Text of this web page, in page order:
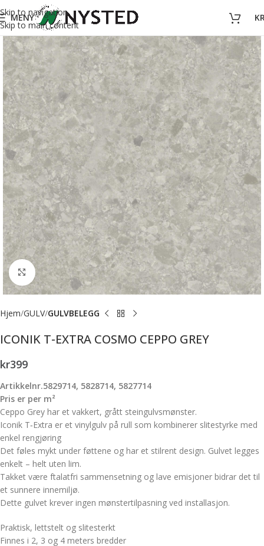
Skip to navigation
Skip to main content
MENY
Forstørr bilde
Hjem GULV GULVBELEGG
ICONIK T-EXTRA COSMO CEPPO GREY
kr399
Artikkelnr.5829714, 5828714, 5827714
Pris er per m²
Ceppo Grey har et vakkert, grått steingulvsmønster.
Iconik T‑Extra er et vinylgulv på rull som kombinerer slitestyrke med
enkel rengjøring
Det føles mykt under føttene og har et stilrent design. Gulvet legges
enkelt – helt uten lim.
Takket være ftalatfri sammensetning og lave emisjoner bidrar det til
et sunnere innemiljø.
Dette gulvet krever ingen mønstertilpasning ved installasjon.
Praktisk, lettstelt og slitesterkt
Finnes i 2, 3 og 4 meters bredder